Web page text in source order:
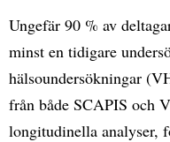
Ungefär 90 % av
minst en tidigare
hälsoundersökningar
från både SCAPIS och
longitudinella analyser,